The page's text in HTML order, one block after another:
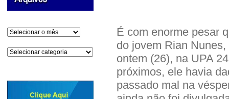
Arquivos
Categorias
É com enorme pesar
do jovem Rian
ontem (26), na UPA
próximos, ele havia
passado mal na